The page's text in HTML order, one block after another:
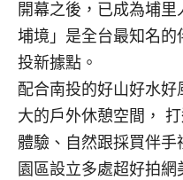
開幕之後，已成為埔
埔境」是全台最知名
投新據點。
配合南投的好山好水
大的戶外休憩空間，
體驗、自然跟採買伴手
園區設立多處超好拍